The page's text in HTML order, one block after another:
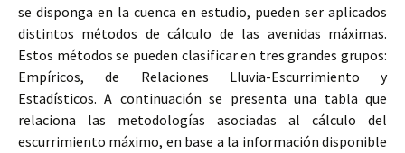
se disponga en la cuenca en estudio, pueden ser aplicados
distintos métodos de cálculo de las avenidas máximas.
Estos métodos se pueden clasificar en tres grandes grupos:
Empíricos, de Relaciones Lluvia-Escurrimiento y
Estadísticos. A continuación se presenta una tabla que
relaciona las metodologías asociadas al cálculo del
escurrimiento máximo, en base a la información disponible